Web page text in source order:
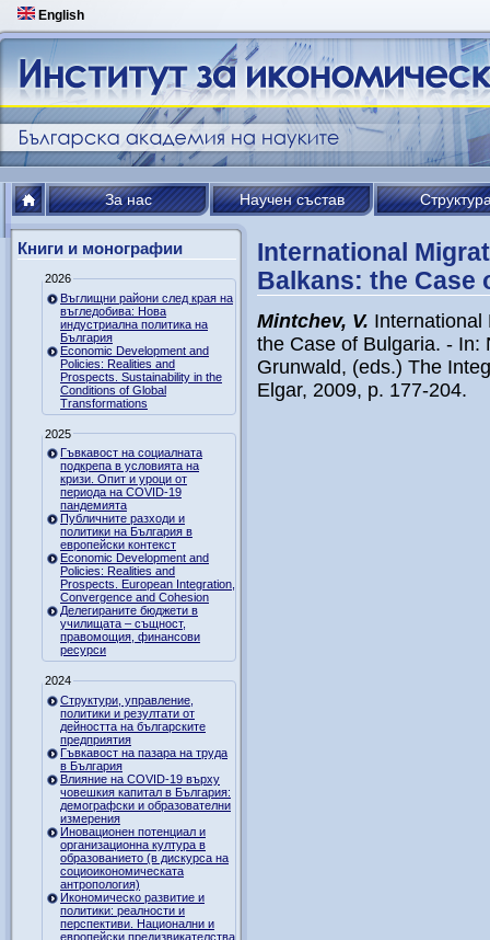
English
За нас Научен състав
Книги и монографии
2026
Въглищни райони след края на
въгледобива: Нова
индустриална политика на
България
Economic Development and
Policies: Realities and
Prospects. Sustainability in the
Conditions of Global
Transformations
2025
Гъвкавост на социалната
подкрепа в условията на
кризи. Опит и уроци от
периода на COVID-19
пандемията
Публичните разходи и
политики на България в
европейски контекст
Economic Development and
Policies: Realities and
Prospects. European Integration,
Convergence and Cohesion
Делегираните бюджети в
училищата – същност,
правомощия, финансови
ресурси
2024
Структури, управление,
политики и резултати от
дейността на българските
предприятия
Гъвкавост на пазара на труда
в България
Влияние на COVID-19 върху
човешкия капитал в България:
демографски и образователни
измерения
Иновационен потенциал и
организационна култура в
образованието (в дискурса на
социоикономическата
антропология)
Икономическо развитие и
политики: реалности и
перспективи. Национални и
европейски предизвикателства
International
Balkans: the Case
Mintchev, V. International
the Case of Bulgaria. - In:
Grunwald, (eds.) The
Elgar, 2009, p. 177-204.